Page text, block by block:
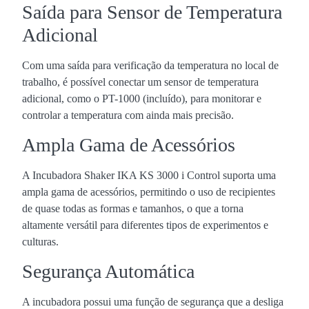
Saída para Sensor de Temperatura
Adicional
Com uma saída para verificação da temperatura no local de
trabalho, é possível conectar um sensor de temperatura
adicional, como o PT-1000 (incluído), para monitorar e
controlar a temperatura com ainda mais precisão.
Ampla Gama de Acessórios
A Incubadora Shaker IKA KS 3000 i Control suporta uma
ampla gama de acessórios, permitindo o uso de recipientes
de quase todas as formas e tamanhos, o que a torna
altamente versátil para diferentes tipos de experimentos e
culturas.
Segurança Automática
A incubadora possui uma função de segurança que a desliga